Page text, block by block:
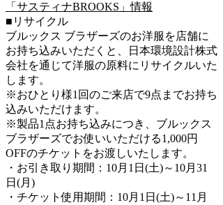
「サスティナBROOKS」情報
■リサイクル
ブルックス ブラザーズのお洋服を店舗に
お持ち込みいただくと、日本環境設計株式
会社を通じて洋服の原料にリサイクルいた
します。
※おひとり様1回のご来店で9点までお持ち
込みいただけます。
※製品1点お持ち込みにつき、ブルックス
ブラザーズでお使いいただける1,000円
OFFのチケットをお渡しいたします。
・お引き取り期間：10月1日(土)～10月31
日(月)
・チケット使用期間：10月1日(土)～11月